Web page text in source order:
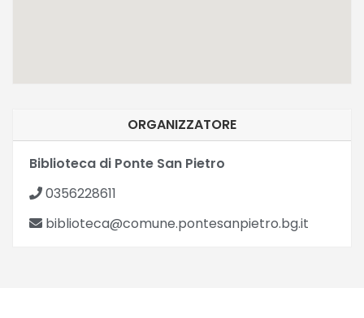
ORGANIZZATORE
Biblioteca di Ponte San Pietro
0356228611
biblioteca@comune.pontesanpietro.bg.it